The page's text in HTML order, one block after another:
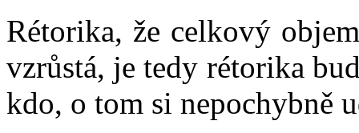
Rétorika, že celkový
vzrůstá, je tedy rétorika
kdo, o tom si nepochybně